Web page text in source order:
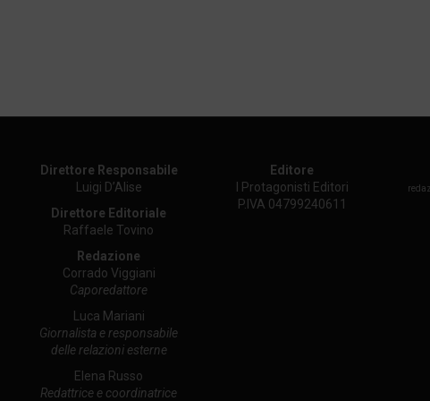
Direttore Responsabile
Luigi D’Alise
Direttore Editoriale
Raffaele Tovino
Redazione
Corrado Viggiani
Caporedattore
Luca Mariani
Giornalista e responsabile
delle relazioni esterne
Elena Russo
Redattrice e coordinatrice
Editore
I Protagonisti Editori
P.IVA 04799240611